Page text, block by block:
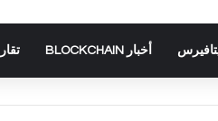
أخبار BLOCKCHAIN